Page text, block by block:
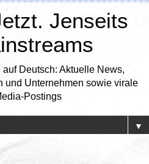
Jenseits
Deutsch: Aktuelle News,
und Unternehmen sowie virale
Postings
▼